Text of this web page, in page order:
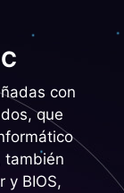
con
que
también
y BIOS,